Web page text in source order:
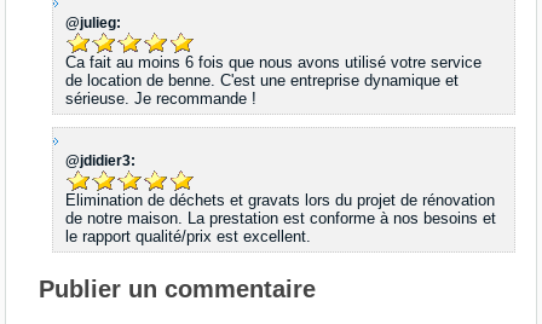
@julieg:
Ca fait au moins 6 fois que nous avons utilisé votre service
de location de benne. C'est une entreprise dynamique et
sérieuse. Je recommande !
@jdidier3:
Elimination de déchets et gravats lors du projet de rénovation
de notre maison. La prestation est conforme à nos besoins et
le rapport qualité/prix est excellent.
Publier un commentaire